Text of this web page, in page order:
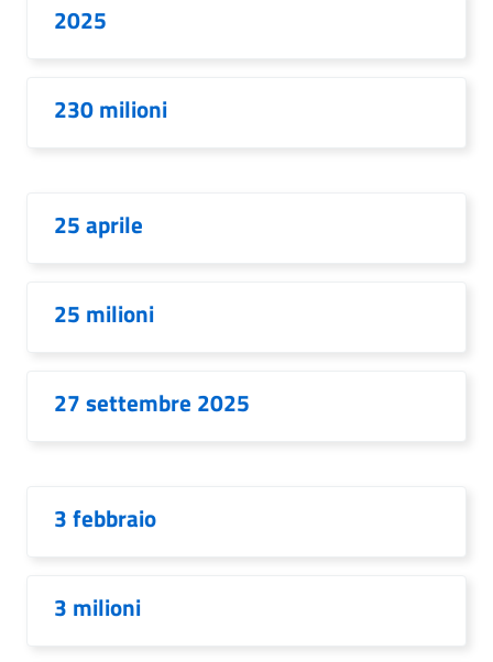
2025
230 milioni
25 aprile
25 milioni
27 settembre 2025
3 febbraio
3 milioni